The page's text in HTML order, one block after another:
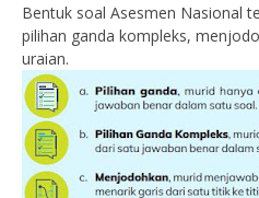
Bentuk soal Asesmen Nasional
pilihan ganda kompleks,
uraian.